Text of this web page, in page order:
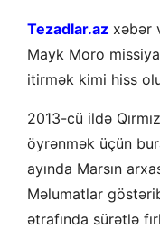
Tezadlar.az xəbər
Mayk Moro
itirmək kimi hiss
2013-cü ildə
öyrənmək üçün
ayında Marsın
Məlumatlar
ətrafında sürətlə